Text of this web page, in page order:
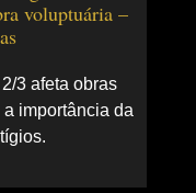
voluptuária –
3 afeta obras
importância da